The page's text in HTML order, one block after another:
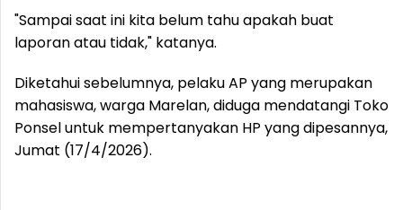
"Sampai saat ini kita belum tahu apakah buat
laporan atau tidak," katanya.
Diketahui sebelumnya, pelaku AP yang merupakan
mahasiswa, warga Marelan, diduga mendatangi Toko
Ponsel untuk mempertanyakan HP yang dipesannya,
Jumat (17/4/2026).